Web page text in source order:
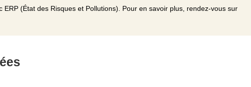
ERP (État des Risques et Pollutions). Pour en savoir plus, rendez-vous sur